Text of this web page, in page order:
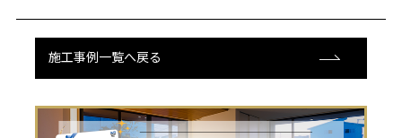
施工事例一覧へ戻る